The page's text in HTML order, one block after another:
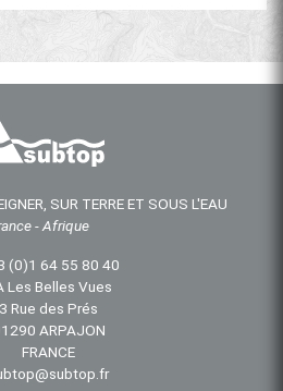
SUR TERRE ET SOUS L'EAU
- Afrique
(0)1 64 55 80 40
Les Belles Vues
3 Rue des Prés
ARPAJON
FRANCE